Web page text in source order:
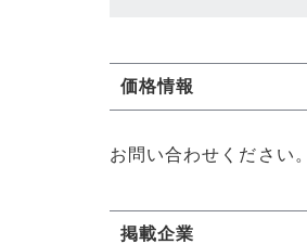
価格情報
お問い合わせください。
掲載企業